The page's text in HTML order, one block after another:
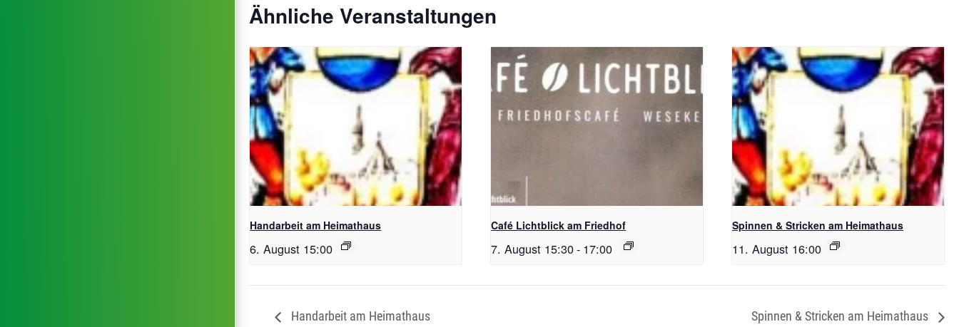
Ähnliche Veranstaltungen
Handarbeit am Heimathaus
6. August 15:00
Café Lichtblick am Friedhof
7. August 15:30- 17:00
Spinnen & Stricken am Heimathaus
11. August 16:00
Handarbeit am Heimathaus Spinnen & Stricken am Heimathaus